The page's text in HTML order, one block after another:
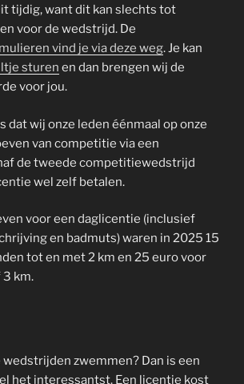
tijdig, want dit kan slechts tot
voor de wedstrijd. De
vind je via deze weg. Je kan
sturen en dan brengen wij de
voor jou.
dat wij onze leden éénmaal op onze
van competitie via een
de tweede competitiewedstrijd
wel zelf betalen.
voor een daglicentie (inclusief
en badmuts) waren in 2025 15
tot en met 2 km en 25 euro voor
km.
zwemmen? Dan is een
het interessantst. Een licentie kost